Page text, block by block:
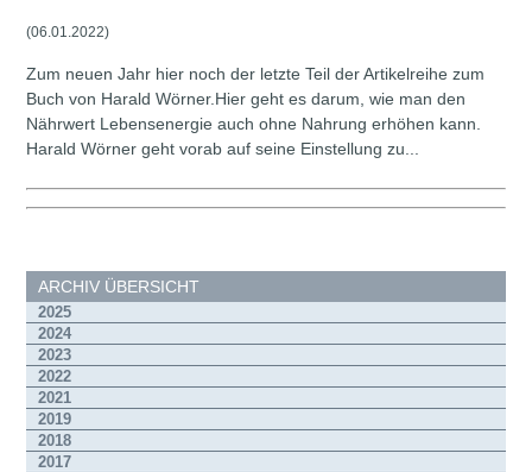
(06.01.2022)
Zum neuen Jahr hier noch der letzte Teil der Artikelreihe zum
Buch von Harald Wörner.Hier geht es darum, wie man den
Nährwert Lebensenergie auch ohne Nahrung erhöhen kann.
Harald Wörner geht vorab auf seine Einstellung zu...
ARCHIV ÜBERSICHT
2025
2024
2023
2022
2021
2019
2018
2017